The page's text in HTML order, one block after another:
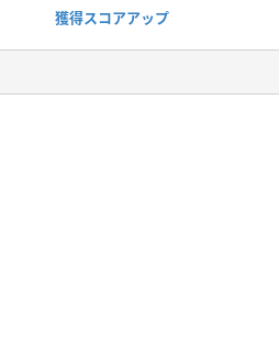
獲得スコアアップ